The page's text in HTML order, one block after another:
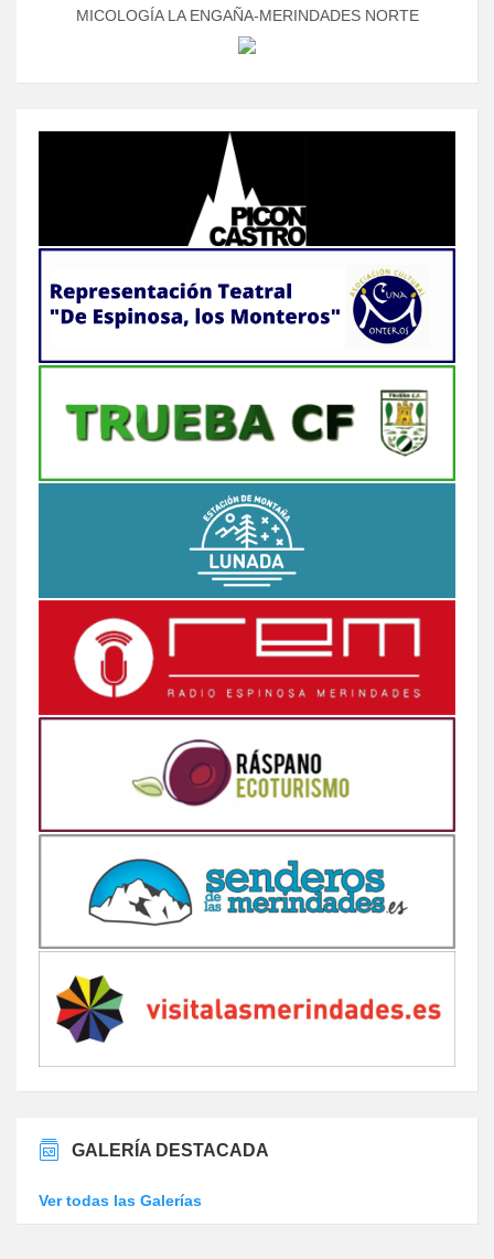
MICOLOGÍA LA ENGAÑA-MERINDADES NORTE
GALERÍA DESTACADA
Ver todas las Galerías